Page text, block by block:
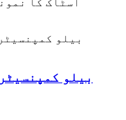
بیلو